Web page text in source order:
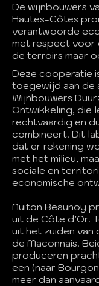
De wijnbouwers
Hautes-Côtes
verantwoorde
met respect voor
de terroirs maar
Deze cooperatie
toegewijd aan de
Wijnbouwers
Ontwikkeling, die
rechtvaardig en
combineert. Dit
dat er rekening
met het milieu,
sociale en
economische
Nuiton Beaunoy
uit de Côte d’Or.
uit het zuiden van
de Maconnais.
produceren
een (naar
meer dan